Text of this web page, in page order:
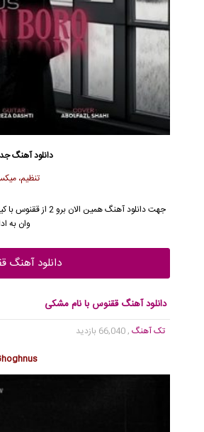
دانلود آهنگ
تنظیم،
وان به
دانلود آهنگ
دانلود آهنگ ققنوس با نام مشکی
تک آهنگ, 66,040 بازدید